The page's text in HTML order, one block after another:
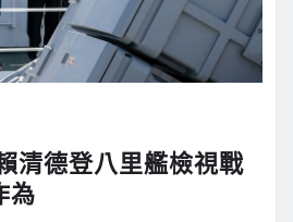
清德登八里艦檢視戰
為